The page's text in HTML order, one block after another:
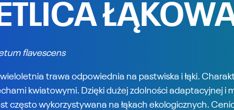
flavescens
trawa odpowiednia na pastwiska i łąki.
kwiatowymi. Dzięki dużej zdolności adaptacyjnej i
często wykorzystywana na łąkach ekologicznych.